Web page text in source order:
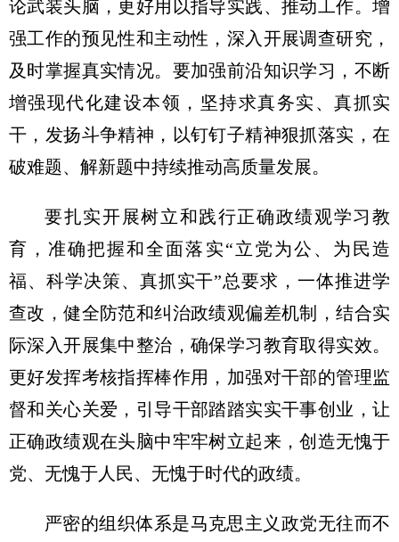
论武装头脑，更好用以指导实践、推动工作。增
强工作的预见性和主动性，深入开展调查研究，
及时掌握真实情况。要加强前沿知识学习，不断
增强现代化建设本领，坚持求真务实、真抓实
干，发扬斗争精神，以钉钉子精神狠抓落实，在
破难题、解新题中持续推动高质量发展。
要扎实开展树立和践行正确政绩观学习教
育，准确把握和全面落实“立党为公、为民造
福、科学决策、真抓实干”总要求，一体推进学
查改，健全防范和纠治政绩观偏差机制，结合实
际深入开展集中整治，确保学习教育取得实效。
更好发挥考核指挥棒作用，加强对干部的管理监
督和关心关爱，引导干部踏踏实实干事创业，让
正确政绩观在头脑中牢牢树立起来，创造无愧于
党、无愧于人民、无愧于时代的政绩。
严密的组织体系是马克思主义政党无往而不